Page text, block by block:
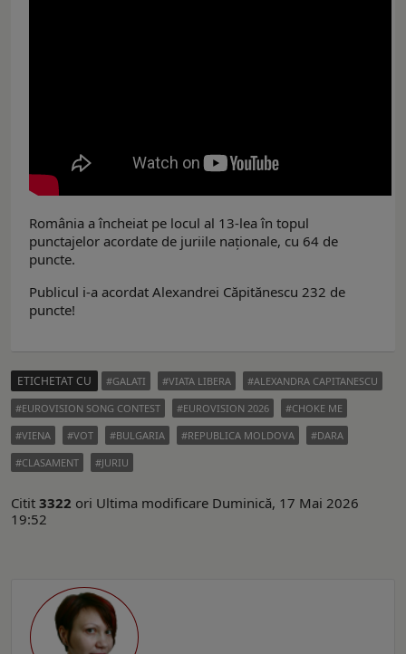
România a încheiat pe locul al 13-lea în topul
punctajelor acordate de juriile naţionale, cu 64 de
puncte.
Publicul i-a acordat Alexandrei Căpitănescu 232 de
puncte!
ETICHETAT CU GALATI VIATA LIBERA
ALEXANDRA CAPITANESCU
EUROVISION SONG CONTEST
EUROVISION 2026
CHOKE ME
VIENA
VOT BULGARIA REPUBLICA MOLDOVA
DARA
CLASAMENT
JURIU
Citit 3322 ori Ultima modificare Duminică, 17 Mai 2026
19:52